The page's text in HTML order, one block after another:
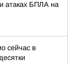
атаках БПЛА на
сейчас в